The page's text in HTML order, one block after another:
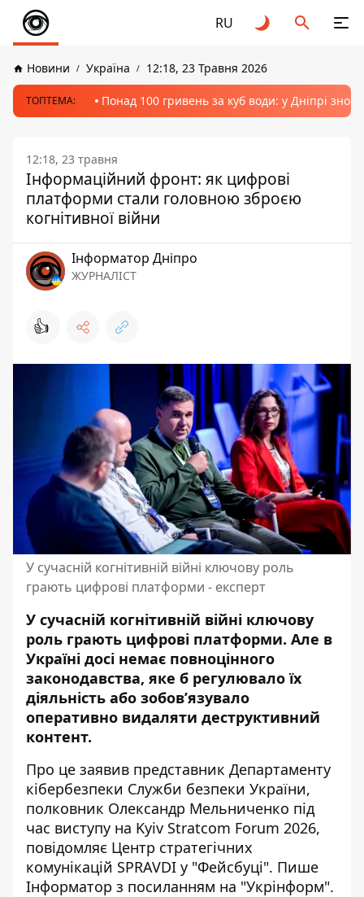
RU
Новини Україна 12:18, 23 Травня 2026
ТОПТЕМА: Понад 100 гривень за куб води: у Дніпрі
12:18, 23 травня
Інформаційний фронт: як цифрові
платформи стали головною зброєю
когнітивної війни
Інформатор Дніпро
ЖУРНАЛІСТ
👍
У сучасній когнітивній війні ключову роль
грають цифрові платформи - експерт
У сучасній когнітивній війні ключову
роль грають цифрові платформи. Але в
Україні досі немає повноцінного
законодавства, яке б регулювало їх
діяльність або зобов’язувало
оперативно видаляти деструктивний
контент.
Про це заявив представник Департаменту
кібербезпеки Служби безпеки України,
полковник Олександр Мельниченко під
час виступу на Kyiv Stratcom Forum 2026,
повідомляє Центр стратегічних
комунікацій SPRAVDI у "Фейсбуці". Пише
Інформатор з посиланням на "Укрінформ".